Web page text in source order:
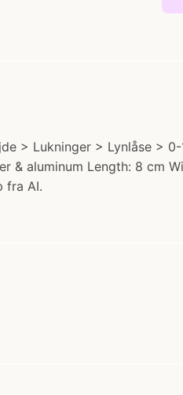
> Lukninger > Lynlåse >
& aluminum Length: 8 cm
fra AI.